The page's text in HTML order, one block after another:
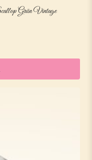
Grün Vintage